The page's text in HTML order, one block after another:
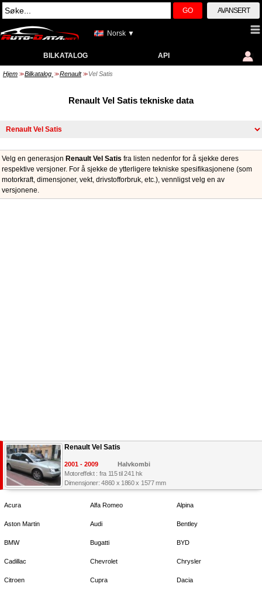
GO AVANSERT
Norsk ▼
BILKATALOG API
Hjem >> Bilkatalog >> Renault >> Vel Satis
Renault Vel Satis tekniske data
Velg en generasjon Renault Vel Satis fra listen nedenfor for å sjekke deres
respektive versjoner. For å sjekke de ytterligere tekniske spesifikasjonene (som
motorkraft, dimensjoner, vekt, drivstofforbruk, etc.), vennligst velg en av
versjonene.
Renault Vel Satis
2001 - 2009
Halvkombi
Motoreffekt : fra 115 til 241 hk
Dimensjoner: 4860 x 1860 x 1577 mm
Acura Alfa Romeo Alpina
Aston Martin Audi Bentley
BMW Bugatti BYD
Cadillac Chevrolet Chrysler
Citroen Cupra Dacia